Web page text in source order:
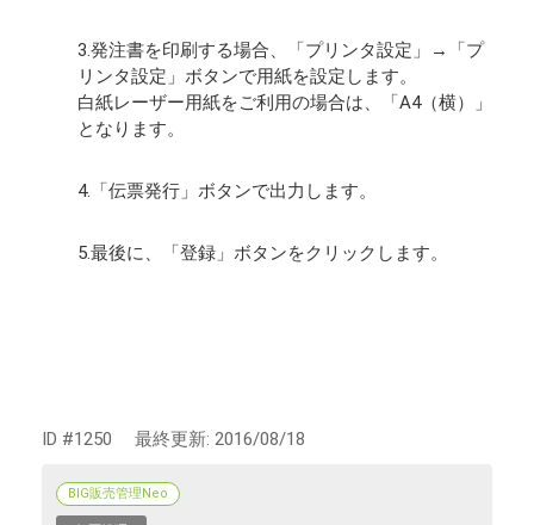
3.発注書を印刷する場合、「プリンタ設定」→「プ
リンタ設定」ボタンで用紙を設定します。
白紙レーザー用紙をご利用の場合は、「A4（横）」
となります。
4.「伝票発行」ボタンで出力します。
5.最後に、「登録」ボタンをクリックします。
ID #1250 最終更新: 2016/08/18
BIG販売管理Neo